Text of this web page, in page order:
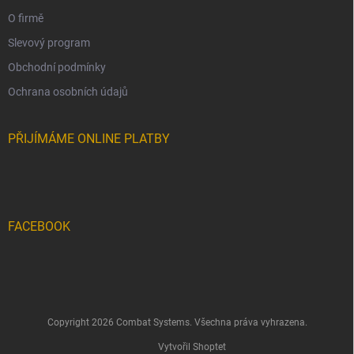
O firmě
Slevový program
Obchodní podmínky
Ochrana osobních údajů
PŘIJÍMÁME ONLINE PLATBY
FACEBOOK
Vytvořil Shoptet
Copyright 2026 Combat Systems. Všechna práva vyhrazena.